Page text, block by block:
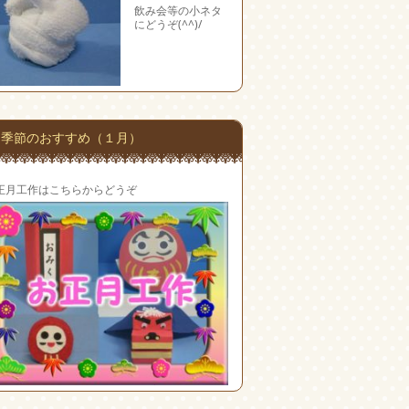
飲み会等の小ネタ
にどうぞ(^^)/
季節のおすすめ（１月）
月工作はこちらからどうぞ